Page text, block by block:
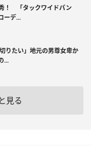
！ 「タックワイドパン
ーデ...
りたい」地元の男尊女卑か
...
見る